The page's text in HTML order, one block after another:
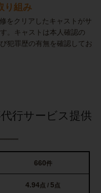
り組み
をクリアしたキャストがサ
。キャストは本人確認の
犯罪歴の有無を確認してお
行サービス提供
660件
4.94点 / 5 点